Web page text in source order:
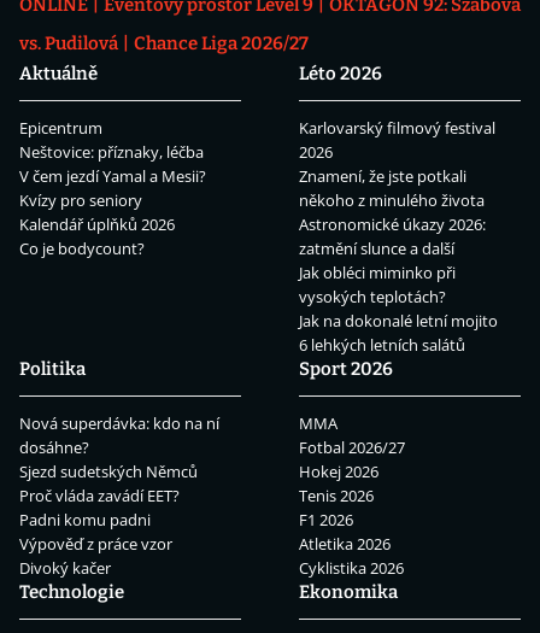
vs. Pudilová
Chance Liga 2026/27
Aktuálně
Epicentrum
Neštovice: příznaky, léčba
V čem jezdí Yamal a Mesii?
Kvízy pro seniory
Kalendář úplňků 2026
Co je bodycount?
Léto 2026
Karlovarský filmový festival
2026
Znamení, že jste potkali
někoho z minulého života
Astronomické úkazy 2026:
zatmění slunce a další
Jak obléci miminko při
vysokých teplotách?
Jak na dokonalé letní mojito
6 lehkých letních salátů
Politika
Nová superdávka: kdo na ní
dosáhne?
Sjezd sudetských Němců
Proč vláda zavádí EET?
Padni komu padni
Výpověď z práce vzor
Divoký kačer
Sport 2026
MMA
Fotbal 2026/27
Hokej 2026
Tenis 2026
F1 2026
Atletika 2026
Cyklistika 2026
Technologie
Ekonomika